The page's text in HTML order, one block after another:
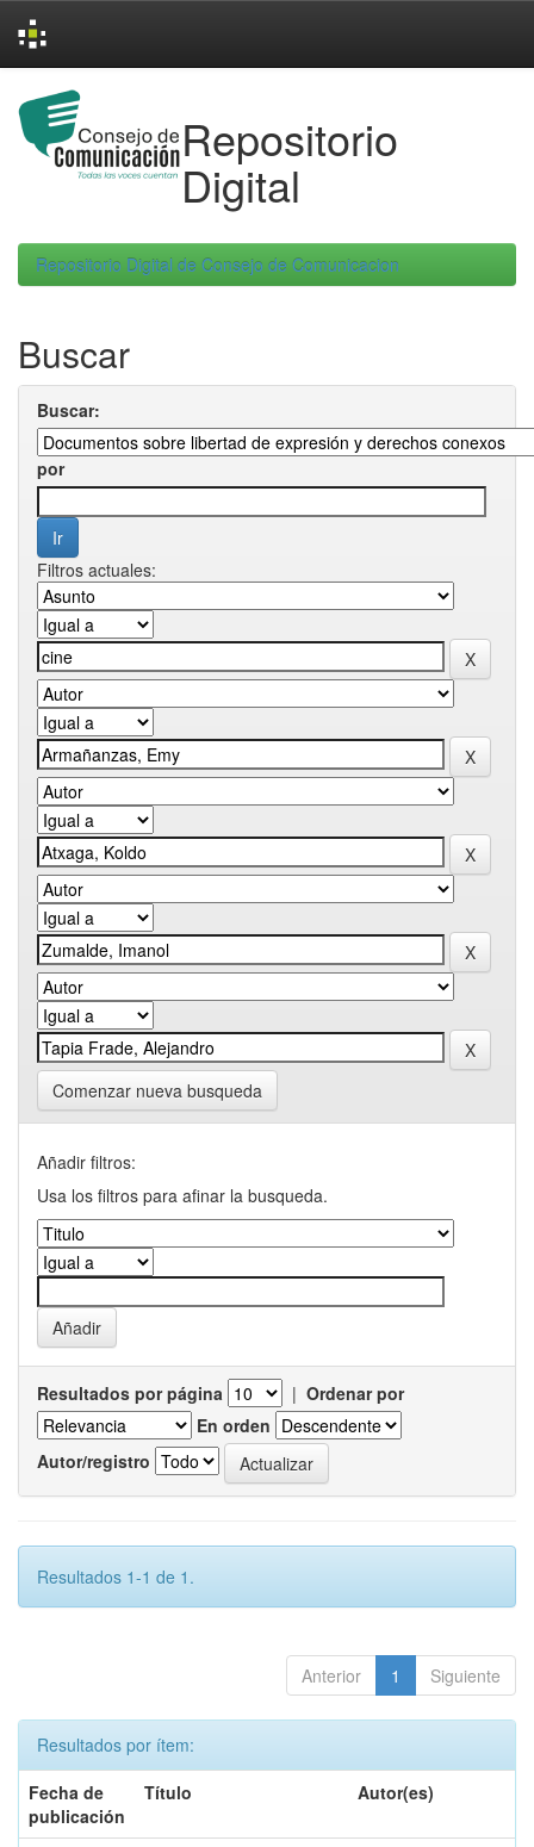
navigation
Repositorio
Digital
Repositorio Digital de Consejo de Comunicacion
Buscar
Buscar:
por
Filtros actuales:
Comenzar nueva busqueda
Añadir filtros:
Usa los filtros para afinar la busqueda.
Resultados por página | Ordenar por
En orden
Autor/registro
Resultados 1-1 de 1.
Anterior 1 Siguiente
Resultados por ítem:
Fecha de
publicación
Título Autor(es)